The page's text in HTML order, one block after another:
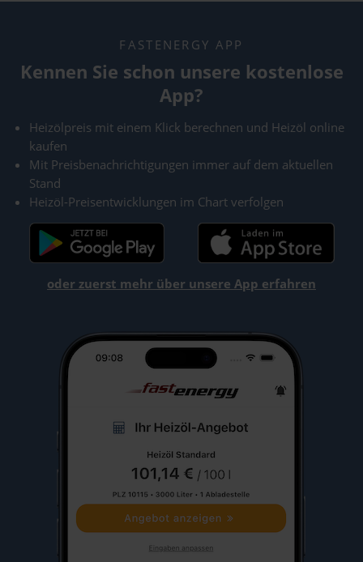
FASTENERGY APP
Kennen Sie schon unsere kostenlose
App?
Heizölpreis mit einem Klick berechnen und Heizöl online
kaufen
Mit Preisbenachrichtigungen immer auf dem aktuellen
Stand
Heizöl-Preisentwicklungen im Chart verfolgen
oder zuerst mehr über unsere App erfahren